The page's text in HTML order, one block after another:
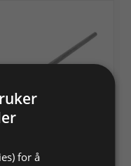
(til 216791) 11/64"
3mmfor å